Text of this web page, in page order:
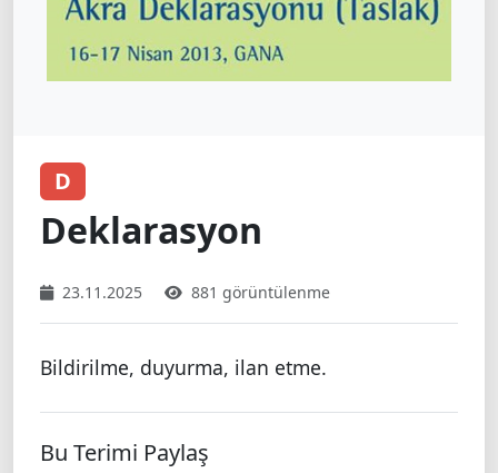
D
Deklarasyon
23.11.2025 881 görüntülenme
Bildirilme, duyurma, ilan etme.
Bu Terimi Paylaş